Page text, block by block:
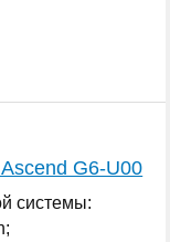
G6-U00
системы: